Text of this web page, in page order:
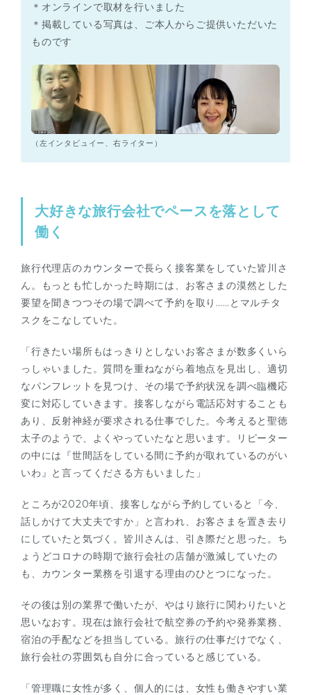
＊オンラインで取材を行いました
＊掲載している写真は、ご本人からご提供いただいた
ものです
（左インタビュイー、右ライター）
大好きな旅行会社でペースを落として
働く
旅行代理店のカウンターで長らく接客業をしていた皆川さ
ん。もっとも忙しかった時期には、お客さまの漠然とした
要望を聞きつつその場で調べて予約を取り……とマルチタ
スクをこなしていた。
「行きたい場所もはっきりとしないお客さまが数多くいら
っしゃいました。質問を重ねながら着地点を見出し、適切
なパンフレットを見つけ、その場で予約状況を調べ臨機応
変に対応していきます。接客しながら電話応対することも
あり、反射神経が要求される仕事でした。今考えると聖徳
太子のようで、よくやっていたなと思います。リピーター
の中には『世間話をしている間に予約が取れているのがい
いわ』と言ってくださる方もいました」
ところが2020年頃、接客しながら予約していると「今、
話しかけて大丈夫ですか」と言われ、お客さまを置き去り
にしていたと気づく。皆川さんは、引き際だと思った。ち
ょうどコロナの時期で旅行会社の店舗が激減していたの
も、カウンター業務を引退する理由のひとつになった。
その後は別の業界で働いたが、やはり旅行に関わりたいと
思いなおす。現在は旅行会社で航空券の予約や発券業務、
宿泊の手配などを担当している。旅行の仕事だけでなく、
旅行会社の雰囲気も自分に合っていると感じている。
「管理職に女性が多く、個人的には、女性も働きやすい業